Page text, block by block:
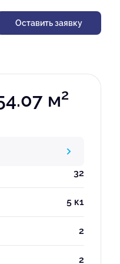
Оставить заявку
Забронировать
м2
32
5 к1
2
2